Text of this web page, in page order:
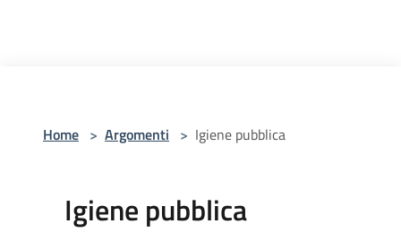
Home > Argomenti > Igiene pubblica
Igiene pubblica